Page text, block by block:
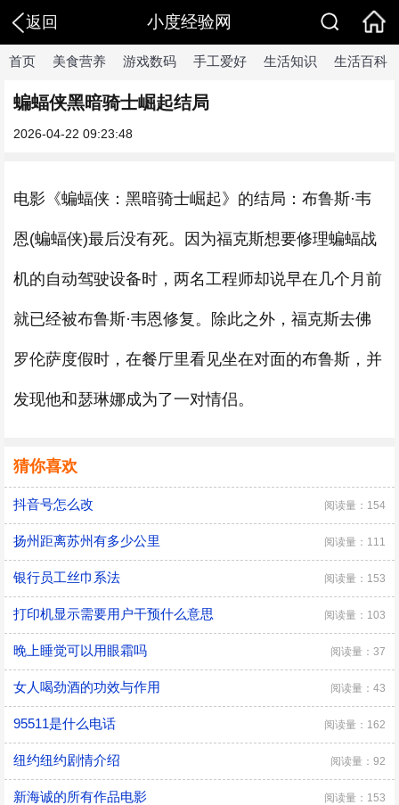
返回 小度经验网
首页 美食营养 游戏数码 手工爱好 生活知识 生活百科
蝙蝠侠黑暗骑士崛起结局
2026-04-22 09:23:48
电影《蝙蝠侠：黑暗骑士崛起》的结局：布鲁斯·韦
恩(蝙蝠侠)最后没有死。因为福克斯想要修理蝙蝠战
机的自动驾驶设备时，两名工程师却说早在几个月前
就已经被布鲁斯·韦恩修复。除此之外，福克斯去佛
罗伦萨度假时，在餐厅里看见坐在对面的布鲁斯，并
发现他和瑟琳娜成为了一对情侣。
猜你喜欢
抖音号怎么改 阅读量：154
扬州距离苏州有多少公里 阅读量：111
银行员工丝巾系法 阅读量：153
打印机显示需要用户干预什么意思 阅读量：103
晚上睡觉可以用眼霜吗 阅读量：37
女人喝劲酒的功效与作用 阅读量：43
95511是什么电话 阅读量：162
纽约纽约剧情介绍 阅读量：92
新海诚的所有作品电影 阅读量：153